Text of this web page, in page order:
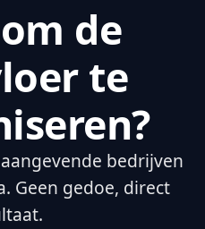
de
te
bedrijven
Geen gedoe, direct